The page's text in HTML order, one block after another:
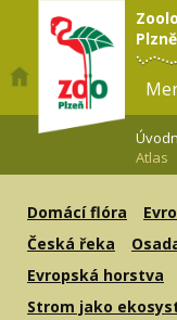
Plzně
Atlas
Domácí flóra
Česká řeka
Evropská horstva
Strom jako